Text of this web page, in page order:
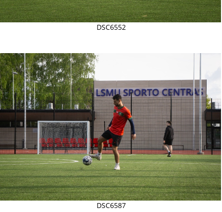
DSC6552
DSC6587